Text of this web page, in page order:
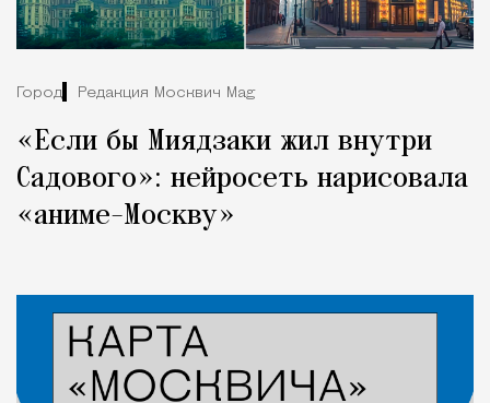
Город Редакция Москвич Mag
«Если бы Миядзаки жил внутри
Садового»: нейросеть нарисовала
«аниме-Москву»